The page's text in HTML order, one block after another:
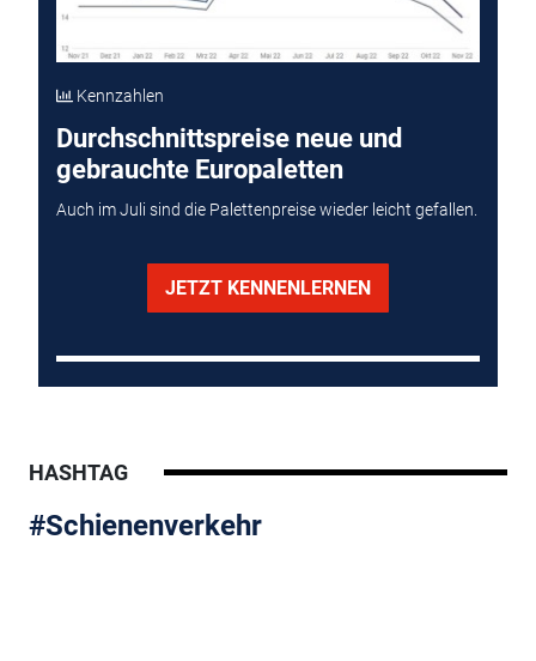
Kennzahlen
Durchschnittspreise neue und
gebrauchte Europaletten
Auch im Juli sind die Palettenpreise wieder leicht gefallen.
JETZT KENNENLERNEN
HASHTAG
#Schienenverkehr